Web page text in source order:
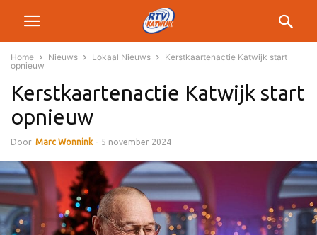
Home Nieuws Lokaal Nieuws
Kerstkaartenactie Katwijk start
opnieuw
Kerstkaartenactie Katwijk start
opnieuw
Door Marc Wonnink - 5 november 2024